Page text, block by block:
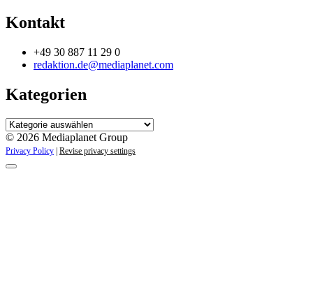
Kontakt
+49 30 887 11 29 0
redaktion.de@mediaplanet.com
Kategorien
Kategorien
© 2026 Mediaplanet Group
Privacy Policy Revise privacy settings